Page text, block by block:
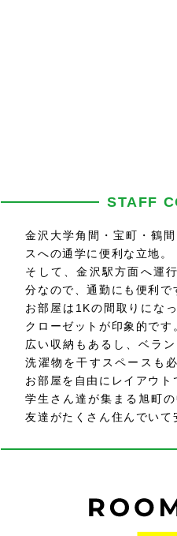
STAFF
金沢大学角間・宝町・鶴
スへの通学に便利な立地。
そして、金沢駅方面へ運
分なので、通勤にも便利で
お部屋は1Kの間取りにな
クローゼットが印象的です
広い収納もあるし、ベラ
洗濯物を干すスペースも
お部屋を自由にレイアウ
学生さん達が集まる旭町
友達がたくさん住んでいて